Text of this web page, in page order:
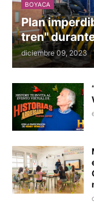
BOYACA
Plan
tren"
diciembre 09, 2023